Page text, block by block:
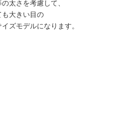
太さを考慮して、
大きい目の
ズモデルになります。